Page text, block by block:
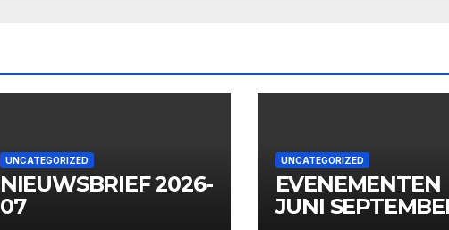
UNCATEGORIZED
NIEUWSBRIEF 2026-
07
UNCATEGORIZED
EVENEMENTEN
JUNI